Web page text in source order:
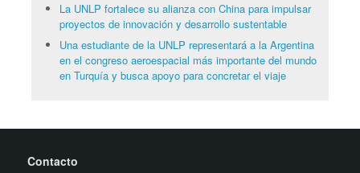
La UNLP fortalece su alianza con China para impulsar
proyectos de innovación y desarrollo sustentable
Una estudiante de la UNLP representará a la Argentina
en el congreso aeroespacial más importante del mundo
en Turquía y busca apoyo para concretar el viaje
Contacto